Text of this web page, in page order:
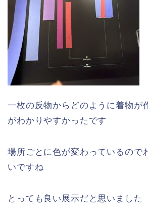
一枚の反物からどのように着物が
がわかりやすかったです
場所ごとに色が変わっているので
いですね
とっても良い展示だと思いました